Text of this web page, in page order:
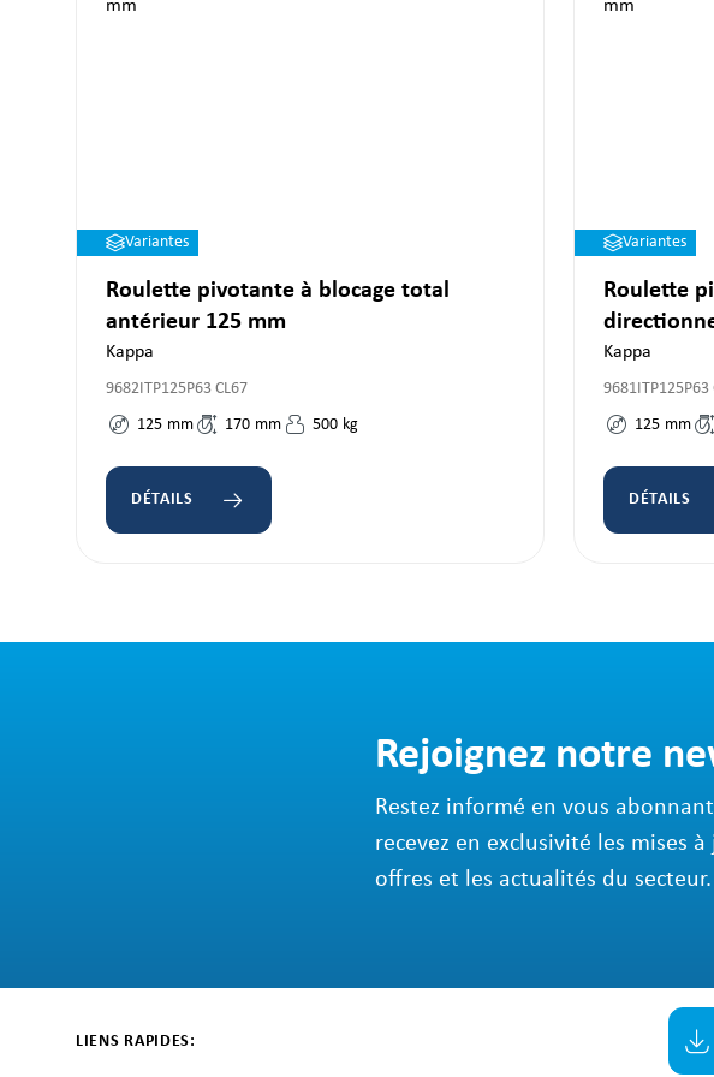
Variantes
Roulette pivotante à blocage total
antérieur 125 mm
Kappa
9682ITP125P63 CL67
125 mm 170 mm 500 kg
DÉTAILS
Variantes
Roulette
Kappa
9681ITP125P63
125 mm
DÉTAILS
Rejoignez notre
Restez informé en vous
recevez en exclusivité les mises
offres et les actualités du secteur.
LIENS RAPIDES: